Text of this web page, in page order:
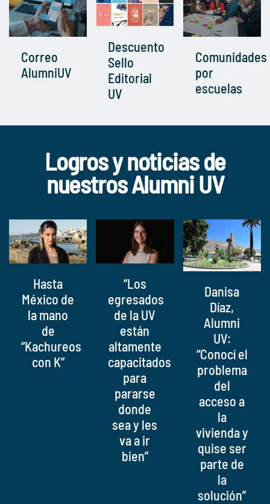
Correo
AlumniUV
Descuento
Sello
Editorial
UV
Comunidades
por
escuelas
Logros y noticias de
nuestros Alumni UV
Hasta
México de
la mano
de
“Kachureos
con K”
“Los
egresados
de la UV
están
altamente
capacitados
para
pararse
donde
sea y les
va a ir
bien”
Danisa
Díaz,
Alumni
UV:
“Conocí el
problema
del
acceso a
la
vivienda y
quise ser
parte de
la
solución”